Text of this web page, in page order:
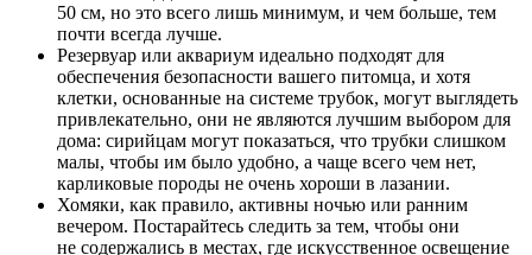
50 см, но это всего лишь минимум, и чем больше, тем
почти всегда лучше.
Резервуар или аквариум идеально подходят для
обеспечения безопасности вашего питомца, и хотя
клетки, основанные на системе трубок, могут выглядеть
привлекательно, они не являются лучшим выбором для
дома: сирийцам могут показаться, что трубки слишком
малы, чтобы им было удобно, а чаще всего чем нет,
карликовые породы не очень хороши в лазании.
Хомяки, как правило, активны ночью или ранним
вечером. Постарайтесь следить за тем, чтобы они
не содержались в местах, где искусственное освещение